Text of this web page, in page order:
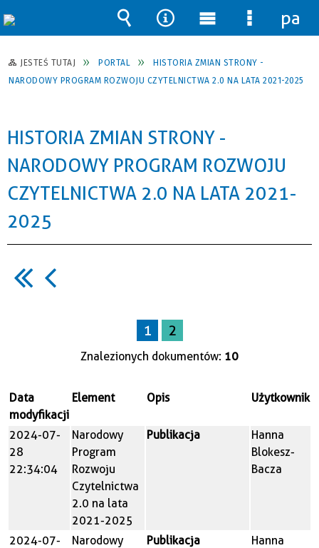
JESTEŚ TUTAJ PORTAL
HISTORIA ZMIAN STRONY -
NARODOWY PROGRAM ROZWOJU CZYTELNICTWA 2.0 NA LATA 2021-2025
HISTORIA ZMIAN STRONY -
NARODOWY PROGRAM ROZWOJU
CZYTELNICTWA 2.0 NA LATA 2021-
2025
1 2
Znalezionych dokumentów: 10
Data
modyfikacji
Element Opis Użytkownik
2024-07-
28
22:34:04
Narodowy
Program
Rozwoju
Czytelnictwa
2.0 na lata
2021-2025
Publikacja
Hanna
Blokesz-
Bacza
2024-07-
Narodowy
Publikacja
Hanna
Wyszukiwarka
Narzędzia
Menu
główne
Menu